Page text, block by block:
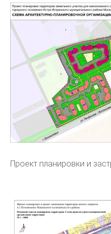
Проект планировки и